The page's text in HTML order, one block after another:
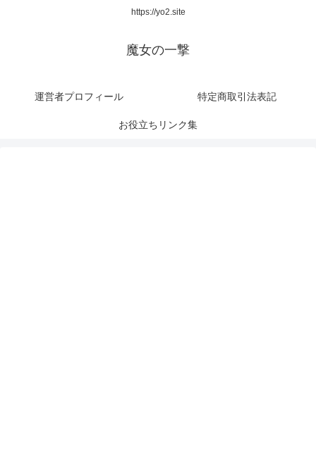
https://yo2.site
魔女の一撃
運営者プロフィール 特定商取引法表記
お役立ちリンク集